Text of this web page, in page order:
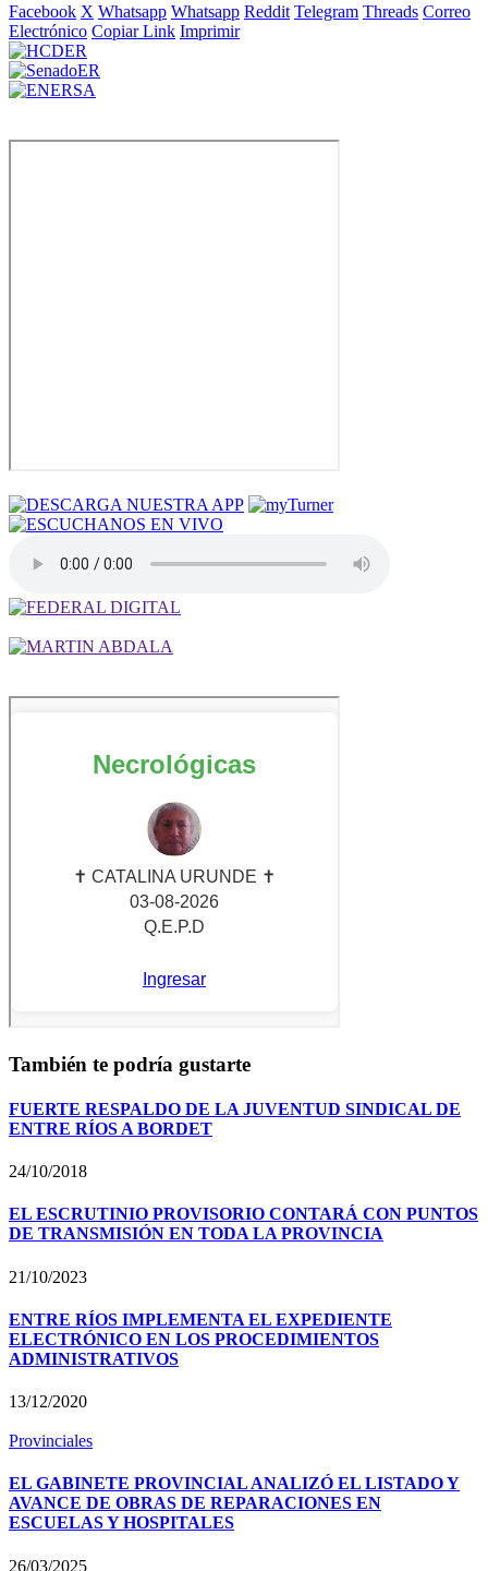
Facebook X Whatsapp Whatsapp Reddit Telegram Threads Correo
Electrónico Copiar Link Imprimir
También te podría gustarte
FUERTE RESPALDO DE LA JUVENTUD SINDICAL DE
ENTRE RÍOS A BORDET
24/10/2018
EL ESCRUTINIO PROVISORIO CONTARÁ CON PUNTOS
DE TRANSMISIÓN EN TODA LA PROVINCIA
21/10/2023
ENTRE RÍOS IMPLEMENTA EL EXPEDIENTE
ELECTRÓNICO EN LOS PROCEDIMIENTOS
ADMINISTRATIVOS
13/12/2020
Provinciales
EL GABINETE PROVINCIAL ANALIZÓ EL LISTADO Y
AVANCE DE OBRAS DE REPARACIONES EN
ESCUELAS Y HOSPITALES
26/03/2025